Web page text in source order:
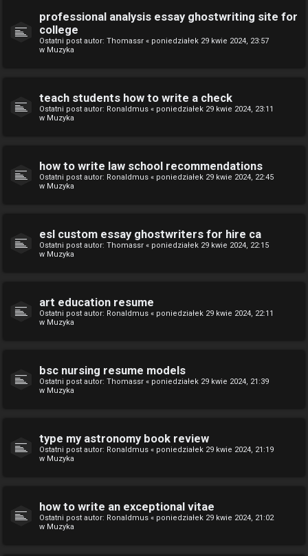
professional analysis essay ghostwriting site for
college
Ostatni post autor: Thomassr « poniedziałek 29 kwie 2024, 23:57
w Muzyka
teach students how to write a check
Ostatni post autor: Ronaldmus « poniedziałek 29 kwie 2024, 23:11
w Muzyka
how to write law school recommendations
Ostatni post autor: Ronaldmus « poniedziałek 29 kwie 2024, 22:45
w Muzyka
esl custom essay ghostwriters for hire ca
Ostatni post autor: Thomassr « poniedziałek 29 kwie 2024, 22:15
w Muzyka
art education resume
Ostatni post autor: Ronaldmus « poniedziałek 29 kwie 2024, 22:11
w Muzyka
bsc nursing resume models
Ostatni post autor: Thomassr « poniedziałek 29 kwie 2024, 21:39
w Muzyka
type my astronomy book review
Ostatni post autor: Ronaldmus « poniedziałek 29 kwie 2024, 21:19
w Muzyka
how to write an exceptional vitae
Ostatni post autor: Ronaldmus « poniedziałek 29 kwie 2024, 21:02
w Muzyka